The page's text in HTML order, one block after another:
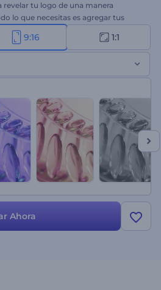
tu logo de una manera
lo que necesitas es agregar tus
Ramadán, cargar tu logo y así
profesionalmente. Es perfecto
Ramadán, enviar saludos en video,
a celebraciones y mucho
9:16 1:1
Ahora